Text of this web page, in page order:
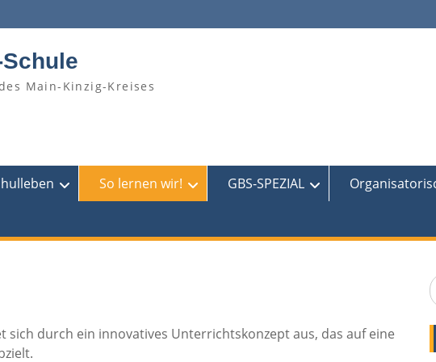
Main-Kinzig-Kreises
So lernen wir! GBS-SPEZIAL
sich durch ein innovatives Unterrichtskonzept aus, das auf eine